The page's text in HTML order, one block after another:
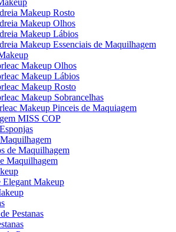
Makeup Rosto
Makeup Olhos
Makeup Lábios
Makeup Essenciais de Maquilhagem
Makeup Olhos
Makeup Lábios
Makeup Rosto
Makeup Sobrancelhas
Makeup Pinceis de Maquiagem
MISS COP
de Maquilhagem
Maquilhagem
Elegant Makeup
Pestanas